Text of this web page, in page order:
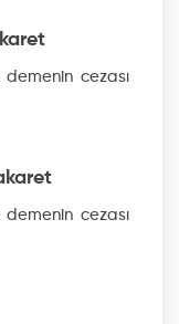
demenin cezası
demenin cezası